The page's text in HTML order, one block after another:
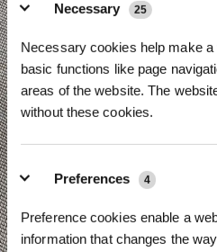
Necessary
25
Necessary cookies help make
basic functions like page
areas of the website. The
without these cookies.
Preferences 4
Preference cookies enable a
information that changes the